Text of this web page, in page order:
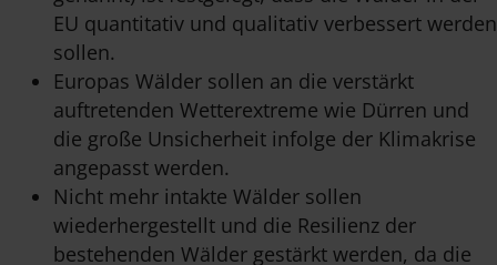
EU quantitativ und qualitativ verbessert werden
sollen.
Europas Wälder sollen an die verstärkt
auftretenden Wetterextreme wie Dürren und
die große Unsicherheit infolge der Klimakrise
angepasst werden.
Nicht mehr intakte Wälder sollen
wiederhergestellt und die Resilienz der
bestehenden Wälder gestärkt werden, da die